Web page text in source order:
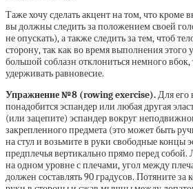
Таже хочу сделать акцент на том, что кроме
вы должны следить за положением своей
не опускать), а также следить за тем, чтоб
сторону, так как во время выполнения этого
большой соблазн отклониться немного вбок,
удерживать равновесие.
Упражнение №8 (rowing exercise).Для его
понадобится эспандер или любая другая
(или зацепите) эспандер вокруг
закрепленного предмета (это может быть
на стул и возьмите в руки свободные концы
предплечья вертикально прямо перед
на одном уровне с плечами, угол между
должен составлять 90 градусов. Потяните за